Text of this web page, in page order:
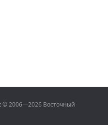
© 2006—2026 Восточный